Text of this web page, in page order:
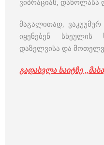
ვიბრაციას, დაწოლასა
მაგალითად, ვაკუუმურ
იყენებენ სხეულის
დაზელვისა და
გადასვლა საიტზე